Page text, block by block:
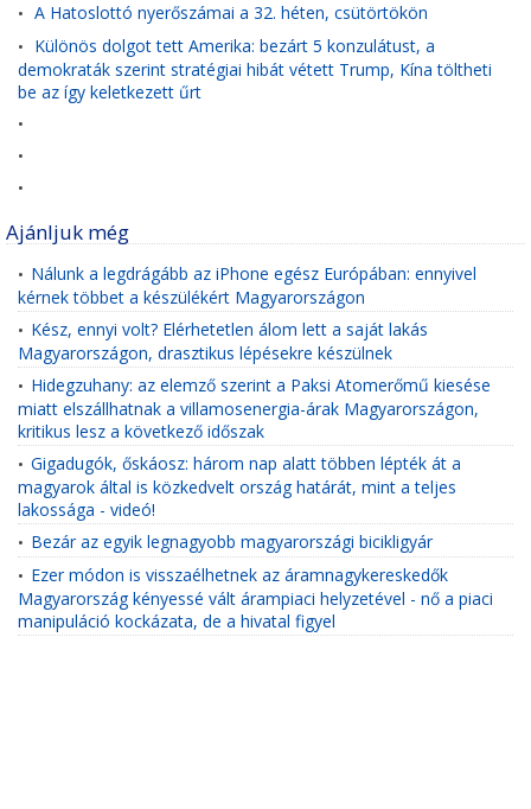
• A Hatoslottó nyerőszámai a 32. héten, csütörtökön
• Különös dolgot tett Amerika: bezárt 5 konzulátust, a
demokraták szerint stratégiai hibát vétett Trump, Kína töltheti
be az így keletkezett űrt
•
•
•
Ajánljuk még
• Nálunk a legdrágább az iPhone egész Európában: ennyivel
kérnek többet a készülékért Magyarországon
• Kész, ennyi volt? Elérhetetlen álom lett a saját lakás
Magyarországon, drasztikus lépésekre készülnek
• Hidegzuhany: az elemző szerint a Paksi Atomerőmű kiesése
miatt elszállhatnak a villamosenergia-árak Magyarországon,
kritikus lesz a következő időszak
• Gigadugók, őskáosz: három nap alatt többen lépték át a
magyarok által is közkedvelt ország határát, mint a teljes
lakossága - videó!
• Bezár az egyik legnagyobb magyarországi bicikligyár
• Ezer módon is visszaélhetnek az áramnagykereskedők
Magyarország kényessé vált árampiaci helyzetével - nő a piaci
manipuláció kockázata, de a hivatal figyel